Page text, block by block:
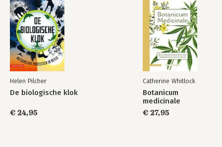
Helen Pilcher
De biologische klok
€ 24,95
Catherine Whitlock
Botanicum
medicinale
€ 27,95